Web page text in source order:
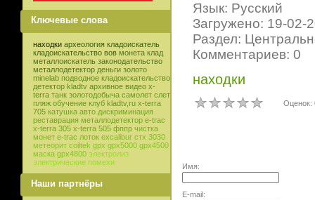
Ключевые слова
находки археология кладоискатель
кладоискательство вов монета клад
металлоискатель законодательство
металлодетектор деньги золото
minelab подводное кладоискательство
детектор kladtv архивное видео x-
terra танк золотодобыча самолет слет
пляж обучение клуб kladtv,ru x-terra
705 катушка авто дискриминация
реставрация металлодетектор e-trac
x-terra 305 x-terra 505 фппр чистка
монет e-trac лоток excalibur стх 3030
метеорит coiltek gpx gpx5000 gpx4500
маска gpx4800 электролиз
электрические помехи
Наши партнёры
Язык: Русский
Загружено: 19-02-
Раздел:
Комментариев: 0
находки
Оценок:
Имя:
E-mail: